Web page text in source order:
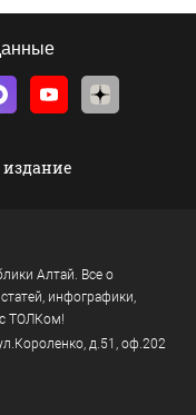
издание
Алтай. Все о
инфографики,
ТОЛКом!
д.51, оф.202